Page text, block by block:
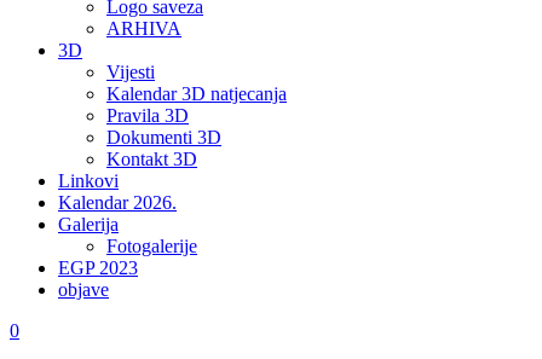
Logo saveza
ARHIVA
3D
Vijesti
Kalendar 3D natjecanja
Pravila 3D
Dokumenti 3D
Kontakt 3D
Linkovi
Kalendar 2026.
Galerija
Fotogalerije
EGP 2023
objave
0